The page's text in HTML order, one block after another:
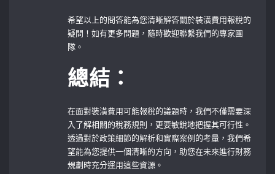
希望以上的問答能為您清晰解答關於裝潢費用報稅的
疑問！如有更多問題，隨時歡迎聯繫我們的專家團
隊。
總結：
在面對裝潢費用可能報稅的議題時，我們不僅需要深
入了解相關的稅務規則，更要敏銳地把握其可行性。
透過對於政策細節的解析和實際案例的考量，我們希
望能為您提供一個清晰的方向，助您在未來進行財務
規劃時充分運用這些資源。